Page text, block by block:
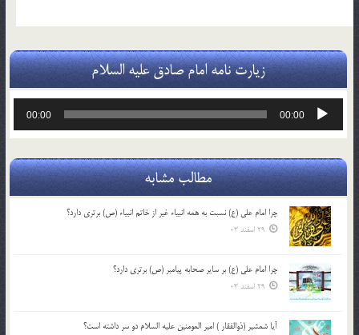
زیارت نامه امام صادق علیه السلام
پخش‌کننده
00:00
00:00
مطالب مشابه
چرا امام علی (ع) نسبت به همه انبیاء غیر از خاتم انبیاء (ص) برتری دارد؟
29 اسفند 03
چرا امام علی (ع) بر سایر صحابه پیامبر (ص) برتری دارد؟
29 اسفند 03
آیا شمشیر (ذوالفقار ) امیر المومنین علیه السلام دو سر داشته است؟